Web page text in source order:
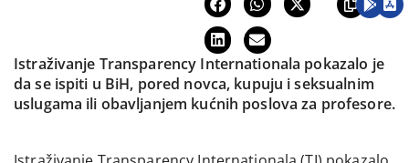
Istraživanje Transparency Internationala pokazalo je
da se ispiti u BiH, pored novca, kupuju i seksualnim
uslugama ili obavljanjem kućnih poslova za profesore.